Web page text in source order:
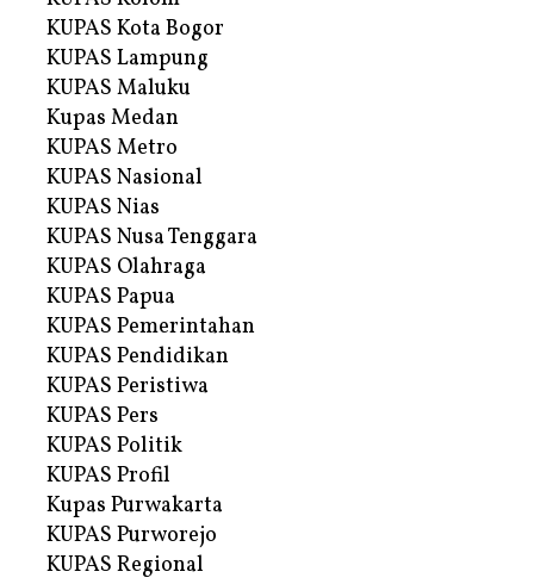
KUPAS Kota Bogor
KUPAS Lampung
KUPAS Maluku
Kupas Medan
KUPAS Metro
KUPAS Nasional
KUPAS Nias
KUPAS Nusa Tenggara
KUPAS Olahraga
KUPAS Papua
KUPAS Pemerintahan
KUPAS Pendidikan
KUPAS Peristiwa
KUPAS Pers
KUPAS Politik
KUPAS Profil
Kupas Purwakarta
KUPAS Purworejo
KUPAS Regional